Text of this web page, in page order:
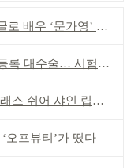
배우 ‘문가영’ 발탁
술… 시험자료 공용 허용
어 샤인 립스틱’ 출시
오프뷰티’가 떴다